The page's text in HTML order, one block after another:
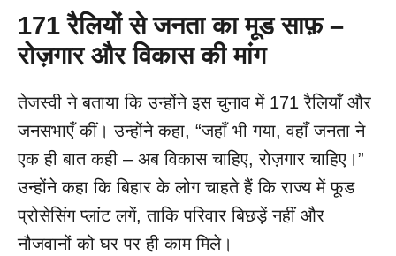
171रैलियों से जनता का मूड साफ़ –
रोज़गार और विकास की मांग
तेजस्वी ने बताया कि उन्होंने इस चुनाव में 171 रैलियाँ और
जनसभाएँ कीं। उन्होंने कहा, “जहाँ भी गया, वहाँ जनता ने
एक ही बात कही – अब विकास चाहिए, रोज़गार चाहिए।”
उन्होंने कहा कि बिहार के लोग चाहते हैं कि राज्य में फूड
प्रोसेसिंग प्लांट लगें, ताकि परिवार बिछड़ें नहीं और
नौजवानों को घर पर ही काम मिले।